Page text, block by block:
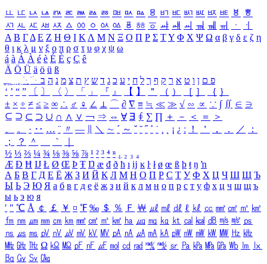
ㅥ ㅦ ㅧ ㅨ ㅩ ㅪ ㅫ ㅬ ㅭ ㅮ ㅯ ㅰ ㅱ ㅲ ㅳ ㅴ ㅵ ㅶ ㅷ ㅸ
ㅹ
ㅺ ㅻ ㅼ ㅽ ㅾ ㅿ ㆀ ㆁ ㆂ ㆃ ㆄ ㆅ ㆆ ㆇ ㆈ ㆉ ㆊ ㆋ ㆌ ㆍ
ㆎ
Α Β ΓΔ Ε Ζ Η Θ Ι ΚΛ Μ Ν Ξ Ο Π Ρ Σ ΤΥ Φ Χ Ψ Ω α β γ δ ε ζ η
θ ι κ λ μ ν ξ ο π ρ σ τ υ φ χ ψ ω
á à Á À é è É È ç Ç ê
Ä Ö Ü ä ö ü ß
ִֶֹ ֻּ ׁׂ פ ם ן ו ט א ר ק ף ך ל ח י ע כ ג ד ש ץ ת צ מ נ ה ב
‘ ’ “ ” 〔 〕 〈 〉 「 」 『 』 【 】 ＂ （ ） ［ ］ ｛ ｝
± × ÷ ≠ ≤ ≥ ∞ ∴ ♂ ♀ ∠ ⊥ ⌒ ∂ ∇ ≡ ≒ ≪ ≫ √ ∽ ∝ ∵ ∫ ∬ ∈ ∋
⊆ ⊇ ⊂ ⊃ ∪ ∩ ∧ ∨ ￢ ⇒ ⇔ ∀ ∃ ∮ ∑ ∏ ＋ － ＜ ＝
＞
、
。 · ‥ … ¨ 〃 ― ＼ ∼ ´ ～ ˇ ˘ ˝ ˚ ˙ ¸ ¡ ¿ ː ！ ＇ ， ． ／
：
；
？ ＾ ｀
½ ⅓ ⅔ ¼ ¾ ⅛ ⅜ ⅝ ⅞ ¹ ² ³ ⁴ ⁿ ₁ ₂ ₃ ₄
Æ Ð Ħ Ĳ Ł Ø Œ Þ Ŧ Ŋ æ đ ð ħ ı ĳ ĸ ŀ ł ø œ ß þ ŧ ŋ ŉ
А Б В Г Д Е Ё Ж З И Й К Л М Н О П Р С Т У Ф Х Ц Ч Ш Щ Ъ
Ы Ь Э Ю Я а б в г д е ё ж з и й к л м н о п р с т у ф х ц ч ш щ ъ
ы ь э ю я
′ ″ ℃ Å ￠ ￡ ￥ ¤ ℉ ‰ ＄ ％ Ｆ ￦ ㎕ ㎖ ㎗ ℓ ㎘ ㏄ ㎣ ㎤ ㎥ ㎦
㎙ ㎚ ㎛ ㎜ ㎝ ㎞ ㎟ ㎠ ㎡ ㎢ ㏊ ㎍ ㎎ ㎏ ㏏ ㎈ ㎉ ㏈ ㎧ ㎨ ㎰
㎱ ㎲ ㎳ ㎴ ㎵ ㎶ ㎷ ㎸ ㎹ ㎀ ㎁ ㎂ ㎃ ㎄ ㎺ ㎻ ㎽ ㎾ ㎿ ㎐ ㎑
㎒ ㎓ ㎔ Ω ㏀ ㏁ ㎊ ㎋ ㎌ ㏖ ㏅ ㎭ ㎮ ㎯ ㏛ ㎩ ㎪ ㎫ ㎬ ㏝ ㏐
㏓
㏃ ㏉ ㏜ ㏆